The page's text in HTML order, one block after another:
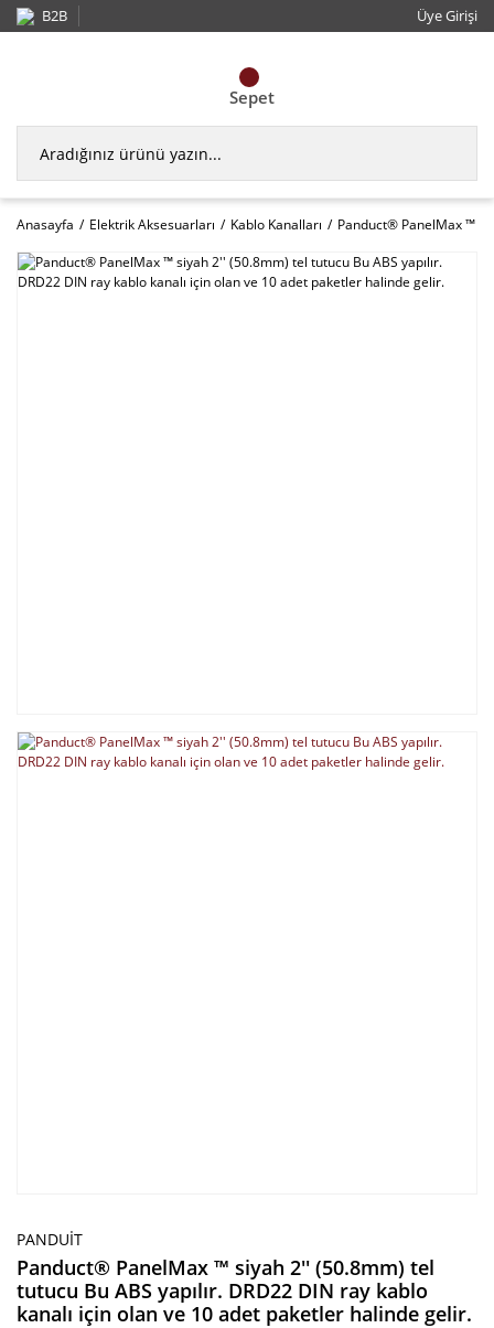
B2B Üye Girişi
Sepet
Anasayfa Elektrik Aksesuarları Kablo Kanalları Panduct® PanelMax ™
PANDUIT
Panduct® PanelMax ™ siyah 2'' (50.8mm) tel
tutucu Bu ABS yapılır. DRD22 DIN ray kablo
kanalı için olan ve 10 adet paketler halinde gelir.